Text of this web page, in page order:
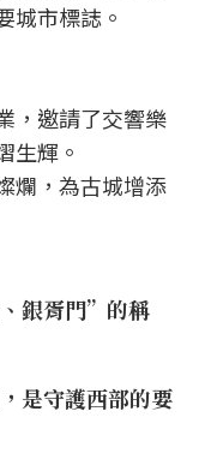
城市標誌。
，邀請了交響樂
生輝。
爛，為古城增添
銀胥門”的稱
是守護西部的要